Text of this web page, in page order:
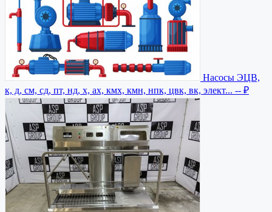
Насосы ЭЦВ,
к, д, см, сд, пт, нд, х, ах, кмх, кмн, нпк, цвк, вк, элект... -- ₽